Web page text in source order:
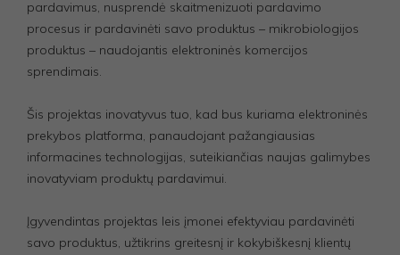
pardavimus, nusprendė skaitmenizuoti pardavimo
procesus ir pardavinėti savo produktus – mikrobiologijos
produktus – naudojantis elektroninės komercijos
sprendimais.
Šis projektas inovatyvus tuo, kad bus kuriama elektroninės
prekybos platforma, panaudojant pažangiausias
informacines technologijas, suteikiančias naujas galimybes
inovatyviam produktų pardavimui.
Įgyvendintas projektas leis įmonei efektyviau pardavinėti
savo produktus, užtikrins greitesnį ir kokybiškesnį klientų